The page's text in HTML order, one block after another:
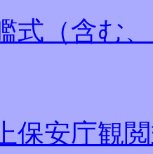
式（含む
保安庁観